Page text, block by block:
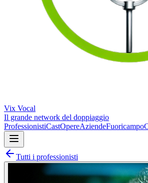
Vix Vocal
Il grande network del doppiaggio
ProfessionistiCastOpereAziendeFuoricampo
Tutti i professionisti